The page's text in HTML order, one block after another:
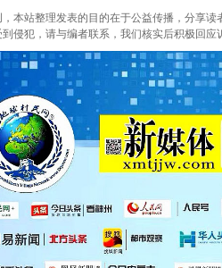
本站整理发表的目的在于公益传播，分享读
侵犯，请与编者联系，我们核实后积极回应